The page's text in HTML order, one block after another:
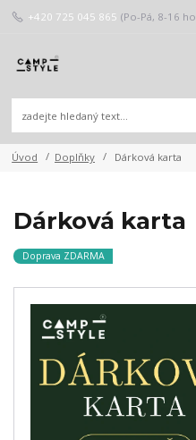
+420 725 045 865 (Po-Pá, 8-16
Úvod Doplňky Dárková karta
Dárková karta
Doprava ZDARMA